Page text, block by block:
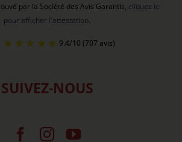
par la Société des Avis Garantis, cliquez ici
pour afficher l'attestation.
SUIVEZ-NOUS